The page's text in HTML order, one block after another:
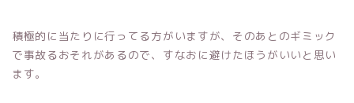
積極的に当たりに行ってる方がいますが、そのあとのギミック
で事故るおそれがあるので、すなおに避けたほうがいいと思い
ます。